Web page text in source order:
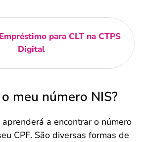
Empréstimo para CLT na CTPS
Digital
meu número NIS?
a encontrar o número
CPF. São diversas formas de